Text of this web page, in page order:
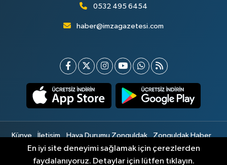
0532 495 6454
haber@imzagazetesi.com
Künye İletişim Hava Durumu Zonguldak
Zonguldak Haber
Gizlilik Sözleşmesi
Hizmet Şartları Sitemap
En iyi site deneyimi sağlamak için çerezlerden
faydalanıyoruz. Detaylar için lütfen tıklayın.